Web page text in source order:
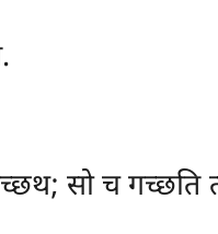
गच्छथ; सो च